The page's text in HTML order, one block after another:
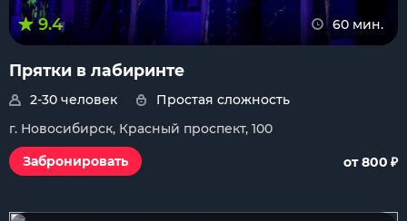
9.4 60 мин.
Прятки в лабиринте
2-30 человек
Простая сложность
г. Новосибирск, Красный проспект, 100
Забронировать
от 800 ₽